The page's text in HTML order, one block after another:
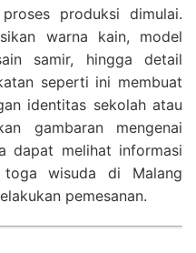
produksi dimulai.
warna kain, model
samir, hingga detail
seperti ini membuat
identitas sekolah atau
gambaran mengenai
dapat melihat informasi
toga wisuda di Malang
pemesanan.